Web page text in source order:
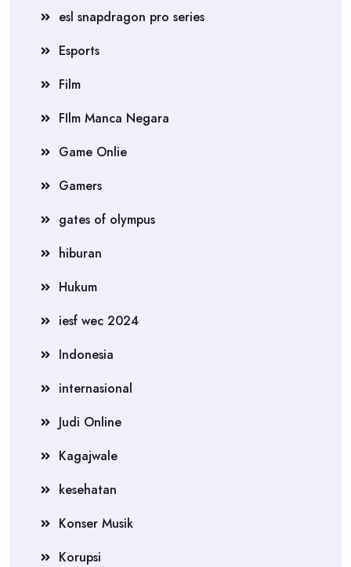
esl snapdragon pro series
Esports
Film
FIlm Manca Negara
Game Onlie
Gamers
gates of olympus
hiburan
Hukum
iesf wec 2024
Indonesia
internasional
Judi Online
Kagajwale
kesehatan
Konser Musik
Korupsi